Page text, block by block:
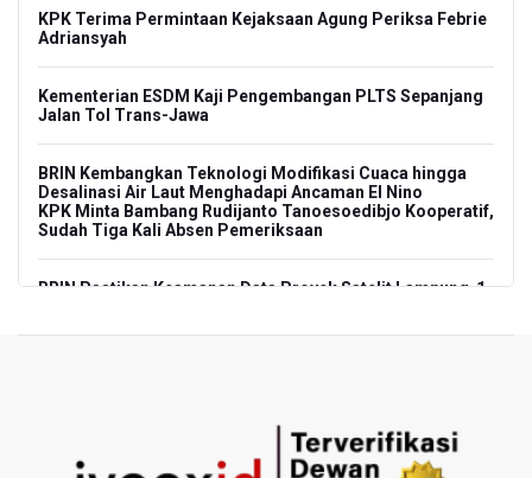
KPK Terima Permintaan Kejaksaan Agung Periksa Febrie
Adriansyah
Kementerian ESDM Kaji Pengembangan PLTS Sepanjang
Jalan Tol Trans-Jawa
BRIN Kembangkan Teknologi Modifikasi Cuaca hingga
Desalinasi Air Laut Menghadapi Ancaman El Nino
KPK Minta Bambang Rudijanto Tanoesoedibjo Kooperatif,
Sudah Tiga Kali Absen Pemeriksaan
BRIN Pastikan Keamanan Data Proyek Satelit Lampung-1
Kuasa Hukum Klaim 995 Airsoft Gun di Sekolah Swasta
Jaksel Berizin, Bantah Kepemilikan Senjata Api dan
Narkoba